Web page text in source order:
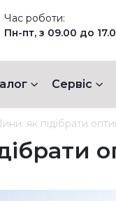
Час роботи:
Пн-пт, з 09.00 до
Сервіс
як підібрати